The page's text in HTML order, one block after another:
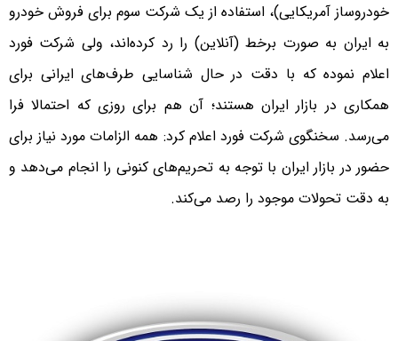
خودرو‌ساز آمریکایی)، استفاده از یک شرکت سوم برای فروش خودرو
به ایران به صورت برخط (آنلاین) را رد کرده‌اند، ولی شرکت فورد
اعلام نموده که با دقت در حال شناسایی طرف‌های ایرانی برای
همکاری در بازار ایران هستند؛ آن هم برای روزی که احتمالا فرا
می‌رسد. سخنگوی شرکت فورد اعلام کرد: همه الزامات مورد نیاز برای
حضور در بازار ایران با توجه به تحریم‌های کنونی را انجام می‌دهد و
به دقت تحولات موجود را رصد می‌کند.